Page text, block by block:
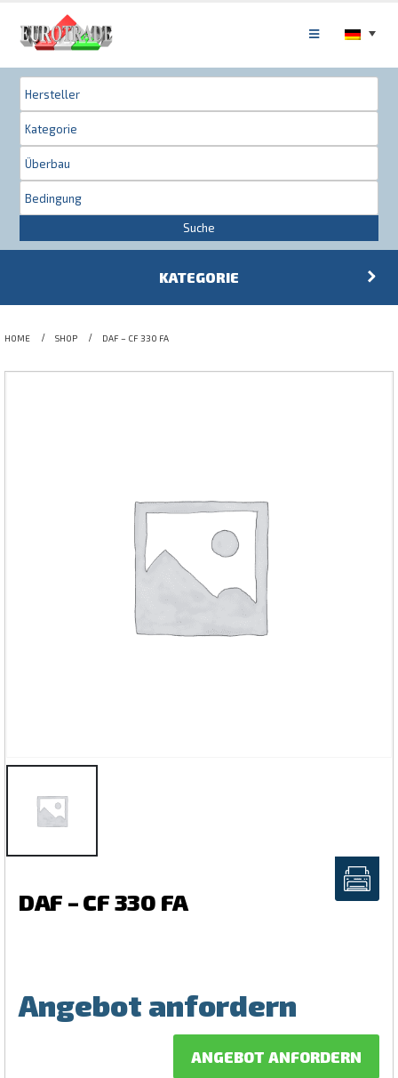
Suche
KATEGORIE
HOME SHOP DAF – CF 330 FA
DAF – CF 330 FA
Angebot anfordern
ANGEBOT ANFORDERN